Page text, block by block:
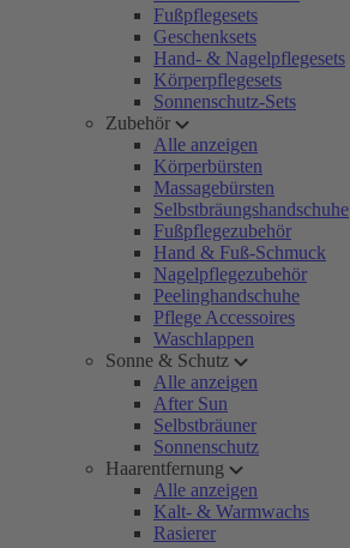
Fußpflegesets
Geschenksets
Hand- & Nagelpflegesets
Körperpflegesets
Sonnenschutz-Sets
Zubehör
Alle anzeigen
Körperbürsten
Massagebürsten
Selbstbräungshandschuhe
Fußpflegezubehör
Hand & Fuß-Schmuck
Nagelpflegezubehör
Peelinghandschuhe
Pflege Accessoires
Waschlappen
Sonne & Schutz
Alle anzeigen
After Sun
Selbstbräuner
Sonnenschutz
Haarentfernung
Alle anzeigen
Kalt- & Warmwachs
Rasierer